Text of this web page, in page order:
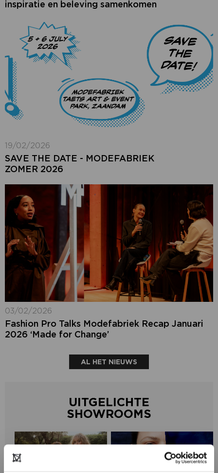
inspiratie en beleving samenkomen
19/02/2026
SAVE THE DATE - MODEFABRIEK
ZOMER 2026
03/02/2026
Fashion Pro Talks Modefabriek Recap Januari
2026 ‘Made for Change’
AL HET NIEUWS
UITGELICHTE
SHOWROOMS